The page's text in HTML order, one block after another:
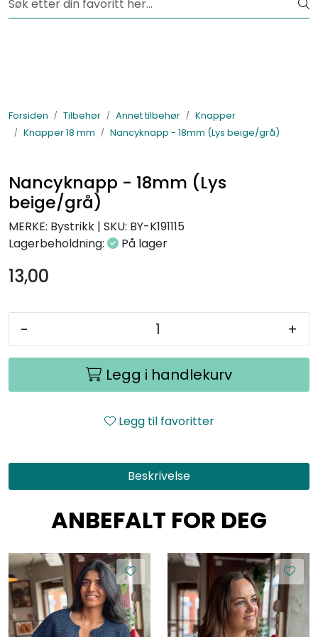
Skip to main contentFri frakt fra kr 1200,-
Forsiden Tilbehør Annet tilbehør
Knapper
Knapper 18 mm
Nancyknapp - 18mm (Lys beige/grå)
Nancyknapp - 18mm (Lys
beige/grå)
MERKE: Bystrikk | SKU: BY-K191115
Lagerbeholdning:
På lager
13,00
- +
Legg i handlekurv
Legg til favoritter
Beskrivelse
ANBEFALT FOR DEG
Garn
Tilbehør
Bøker
Kolleksjoner